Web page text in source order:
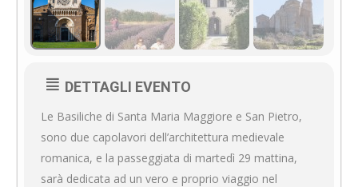
DETTAGLI EVENTO
Le Basiliche di Santa Maria Maggiore e San Pietro,
sono due capolavori dell’architettura medievale
romanica, e la passeggiata di martedì 29 mattina,
sarà dedicata ad un vero e proprio viaggio nel